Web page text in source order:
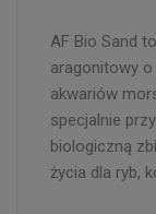
AF Bio Sand
aragonitowy
akwariów
specjalnie
biologiczną
życia dla ryb,